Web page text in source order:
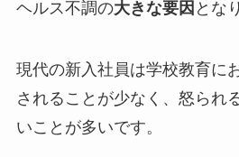
ヘルス不調の大きな要因 とな
現代の新入社員は学校教育に
されることが少なく、怒られ
いことが多いです。